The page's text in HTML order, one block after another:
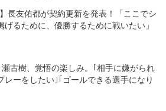
】長友佑都が契約更新を発表！「ここでシ
げるために、優勝するために戦いたい」
瀬古樹、覚悟の楽しみ。｢相手に嫌がられ
レーをしたい｣｢ゴールできる選手になり